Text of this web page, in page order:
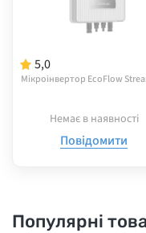
5,0
Мікроінвертор EcoFlow
Немає в наявності
Повідомити
Популярні